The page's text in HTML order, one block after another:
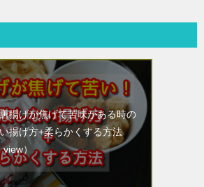
揚げが焦げて苦味がある時の
揚げ方+柔らかくする方法
）